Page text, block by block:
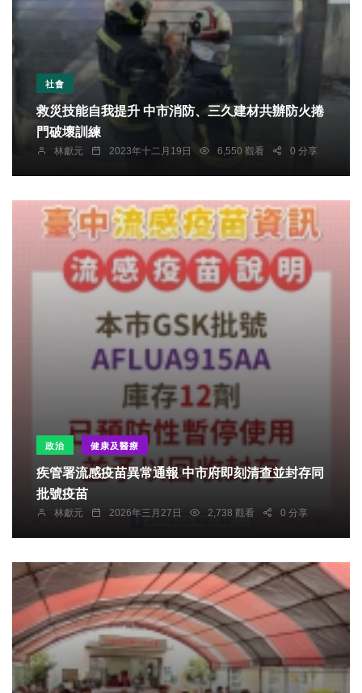
社會
救災技能自我提升 中市消防、三久建材共辦防火捲
門破壞訓練
林獻元 2023年十二月19日 6,550 觀看 0 分享
政治 健康及醫療
疾管署流感疫苗異常通報 中市府即刻清查並封存同
批號疫苗
林獻元 2026年三月27日 2,738 觀看 0 分享